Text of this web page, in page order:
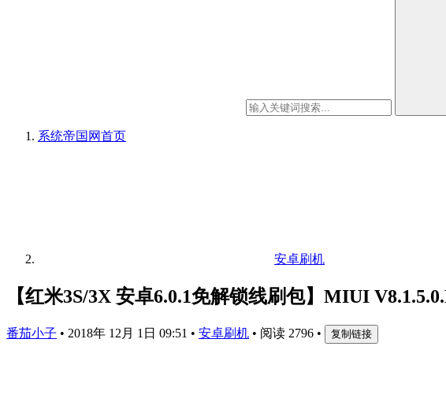
系统帝国网首页
安卓刷机
【红米3S/3X 安卓6.0.1免解锁线刷包】MIUI
番茄小子 • 2018年 12月 1日 09:51 • 安卓刷机 • 阅读 2796 • 复制链接